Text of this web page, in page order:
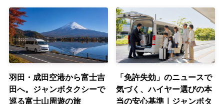
羽田・成田空港から富士吉
田へ。ジャンボタクシーで
巡る富士山周遊の旅
「免許失効」のニュースで
気づく、ハイヤー選びの本
当の安心基準｜ジャンボタ